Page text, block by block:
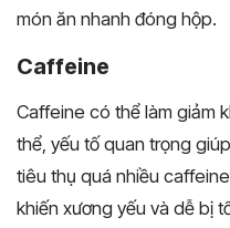
món ăn nhanh đóng hộp.
Caffeine
Caffeine có thể làm giảm
thể, yếu tố quan trọng
tiêu thụ quá nhiều
khiến xương yếu và dễ bị